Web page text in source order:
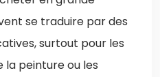
se traduire par des
surtout pour les
peinture ou les